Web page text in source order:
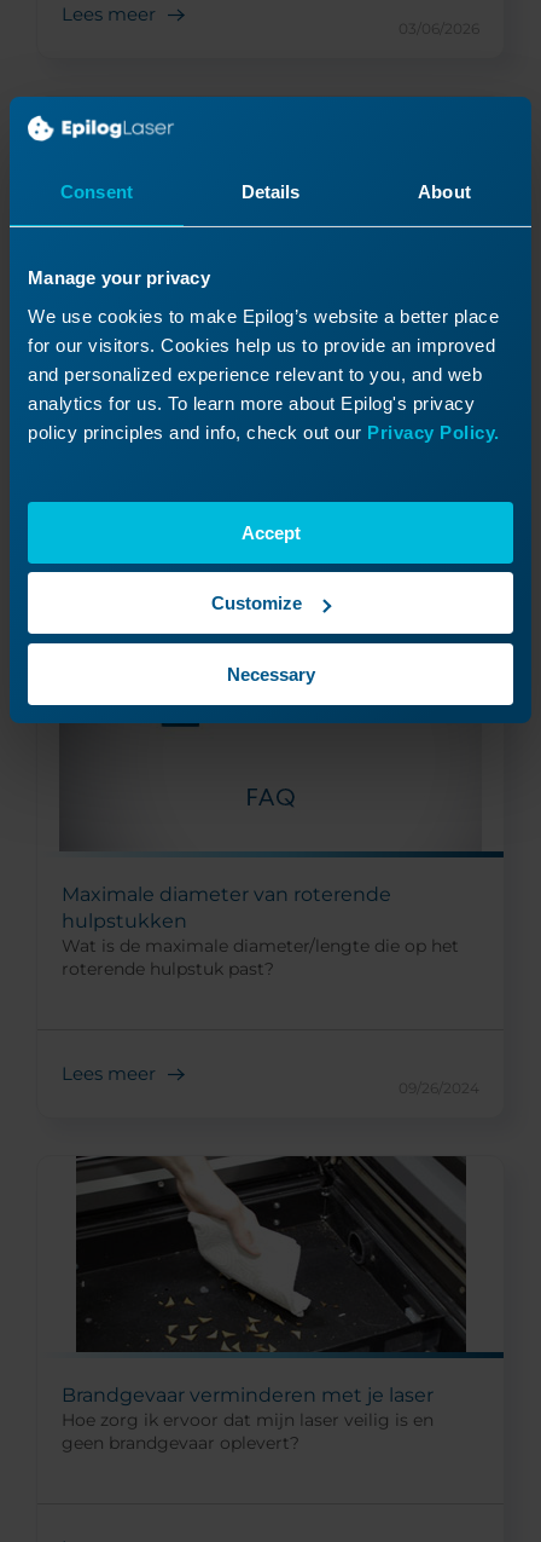
Consent Details About
Manage your privacy
We use cookies to make Epilog’s website a better place
for our visitors. Cookies help us to provide an improved
and personalized experience relevant to you, and web
analytics for us. To learn more about Epilog's privacy
policy principles and info, check out our Privacy Policy.
Accept
Customize
Necessary
Lees meer
03/06/2026
Materiaalveiligheid en je laser
Wat is een veiligheidsinformatieblad en hoe
gebruik ik het?
Maximale diameter van roterende
hulpstukken
Wat is de maximale diameter/lengte die op het
roterende hulpstuk past?
Lees meer
09/26/2024
Brandgevaar verminderen met je laser
Hoe zorg ik ervoor dat mijn laser veilig is en
geen brandgevaar oplevert?